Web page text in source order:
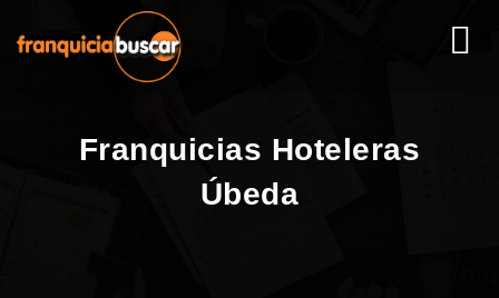
Franquicias Hoteleras
Úbeda